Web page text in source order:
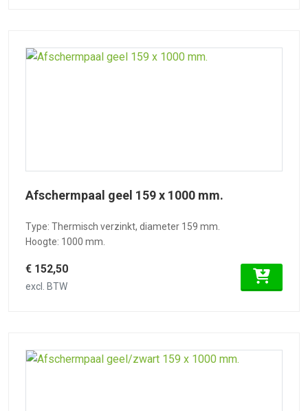
Afschermpaal geel 159 x 1000 mm.
Type: Thermisch verzinkt, diameter 159 mm.
Hoogte: 1000 mm.
€ 152,50
excl. BTW